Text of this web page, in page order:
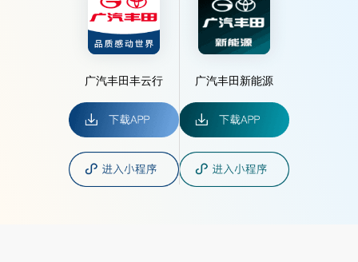
广汽丰田丰云行 广汽丰田新能源